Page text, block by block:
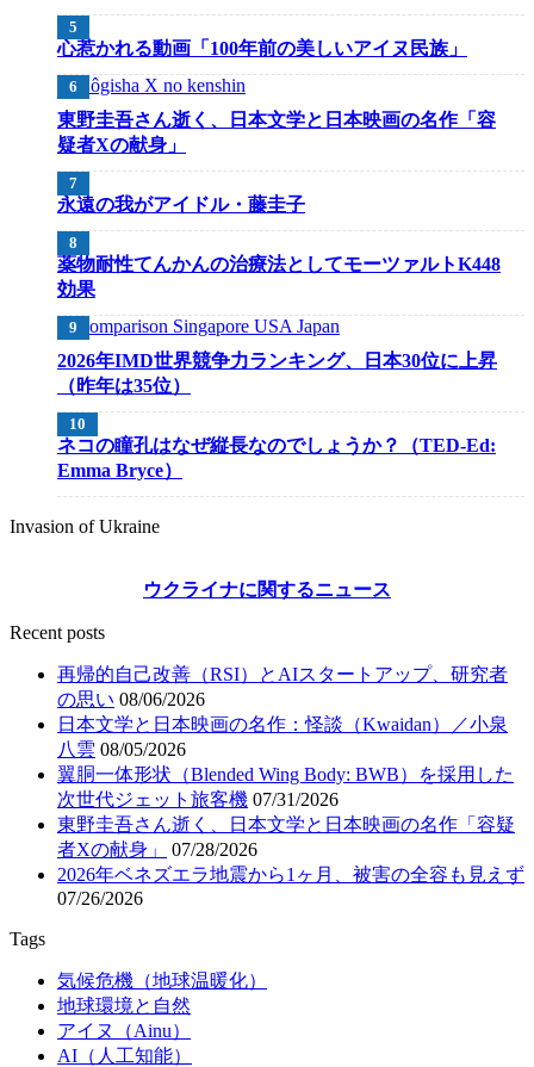
心惹かれる動画「100年前の美しいアイヌ民族」
東野圭吾さん逝く、日本文学と日本映画の名作「容
疑者Xの献身」
永遠の我がアイドル・藤圭子
薬物耐性てんかんの治療法としてモーツァルトK448
効果
2026年IMD世界競争力ランキング、日本30位に上昇
（昨年は35位）
ネコの瞳孔はなぜ縦長なのでしょうか？（TED-Ed:
Emma Bryce）
Invasion of Ukraine
ウクライナに関するニュース
Recent posts
再帰的自己改善（RSI）とAIスタートアップ、研究者
の思い 08/06/2026
日本文学と日本映画の名作：怪談（Kwaidan）／小泉
八雲 08/05/2026
翼胴一体形状（Blended Wing Body: BWB）を採用した
次世代ジェット旅客機 07/31/2026
東野圭吾さん逝く、日本文学と日本映画の名作「容疑
者Xの献身」
07/28/2026
2026年ベネズエラ地震から1ヶ月、被害の全容も見えず
07/26/2026
Tags
気候危機（地球温暖化）
地球環境と自然
アイヌ（Ainu）
AI（人工知能）